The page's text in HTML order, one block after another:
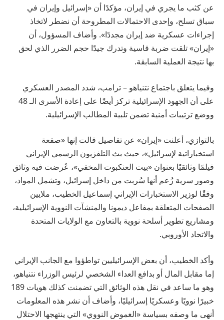
عن كثب ما يجري في إيران، مؤكدًا أن «إسرائيل وإيران في
سباق تسلح، وإحدى الاحتمالات المطروحة أن نضطر لاتخاذ
إجراءات عسكرية ضد إيران مجددًا». وأضاف المسؤول، أن
«إيران» تلقت ضربة قاسية وتدرك جيدًا حجم الضرر الذي لحق
بها نتيجة العملية السابقة.
وفيما يتعلق باجتماع نتنياهو – ترامب، شدد المصدر العسكري
على أن الجهود الإسرائيلية تركز أيضًا على إعادة الأسرى الـ 48
ووضع ترتيبات أمنية تضمن تلبية المطالب الإسرائيلية.
بالتوازي، أعلنت «إيران» عن تفاصيل قالت إنها «صفعة
استخباراتية لإسرائيل»، حيث بث التلفزيون الرسمي الإيراني
فيلمًا وثائقيًا بعنوان «بيت العنكبوت المخفي»، عُرضت فيه وثائق
وصور سرية زُعم أنها سُربت من داخل إسرائيل، وتشمل المواد،
وفقًا لوزير الاستخبارات الإيراني إسماعيل الخطيب، ملايين
الصفحات المتعلقة بمفاعل ديمونا والمنشآت النووية الإسرائيلية،
ومشاريع تطوير أسلحة نووية بالتعاون مع الولايات المتحدة
والاتحاد الأوروبي.
وأكد الخطيب، أن بعض الإسرائيليين تواطؤوا مع الجانب الإيراني
إما مقابل المال أو بدافع العداء الشخصي لرئيس الوزراء نتنياهو،
وهو ما ساعد في نقل هذه الوثائق التي تضمنت كذلك هويات 189
خبيرًا نوويًا وعسكريًا إسرائيليًا، وأضاف أن نشر هذه المعلومات
أنهى ما وصفه بسياسة «الغموض النووي» التي ينتهجها الاحتلال